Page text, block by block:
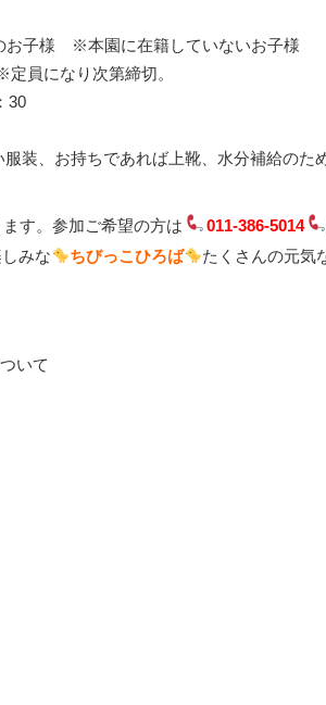
子様 ※本園に在籍していないお子様
員になり次第締切。
30
装、お持ちであれば上靴、水分補給のた
す。参加ご希望の方は 011-386-5014
みな
ちびっこひろば たくさんの元気
いて